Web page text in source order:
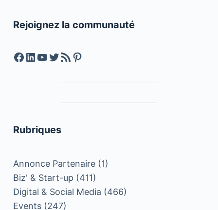
Rejoignez la communauté
Facebook
LinkedIn
YouTube
Twitter
Feed RSSPinterest
Rubriques
Annonce Partenaire(1)
Biz' & Start-up (411)
Digital & Social Media (466)
Events(247)